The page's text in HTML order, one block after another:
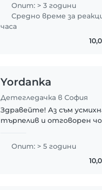
and a little Bulgarian. I have
experience with young
Опит: > 3 години
Средно време за
часа
Yordanka
Детегледачка в София
Здравейте! Аз съм
търпелив и отговорен
дете заслужава внимание,
грижа и разбиране. За мен
Опит: > 5 години